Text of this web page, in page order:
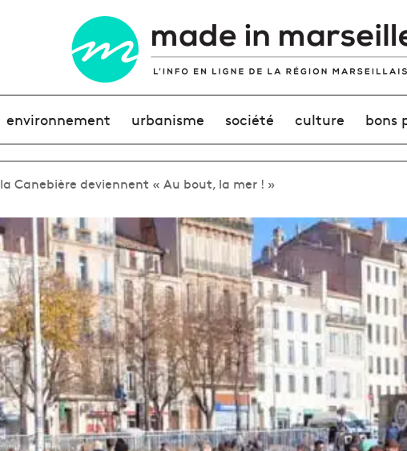
environnement urbanisme société culture bons
Canebière deviennent « Au bout, la mer ! »